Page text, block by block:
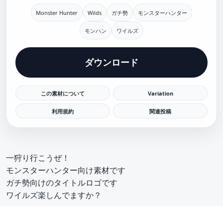
Monster Hunter Wilds ガチ勢 モンスターハンター
モンハン ワイルズ
ダウンロード
この素材について Variation
利用規約 関連投稿
一狩り行こうぜ！
モンスターハンター向け素材です
ガチ勢向けのタイトルロゴです
ワイルズ楽しんでますか？